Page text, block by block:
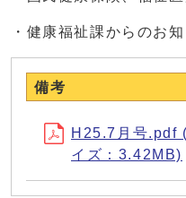
・健康福祉課からのお
備考
H25.7月号.pdf
イズ：3.42MB)